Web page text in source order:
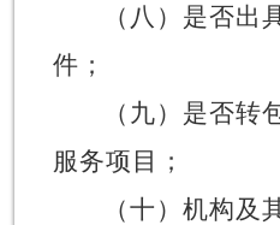
（八）是否出
件；
（九）是否转
服务项目；
（十）机构及